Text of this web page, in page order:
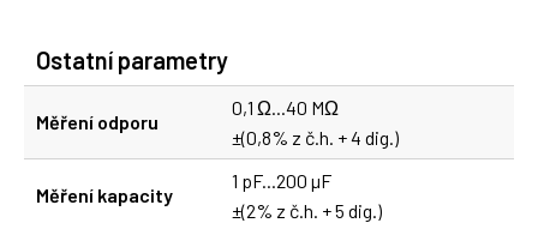
Ostatní parametry
Měření odporu
0,1 Ω...40 MΩ
±(0,8% z č.h. + 4 dig.)
Měření kapacity
1 pF...200 µF
±(2% z č.h. + 5 dig.)